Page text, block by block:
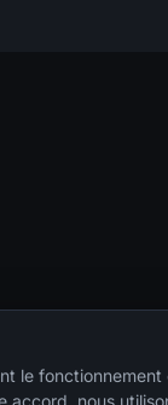
le fonctionnement